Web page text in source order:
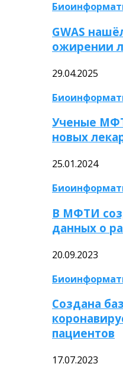
GWAS
ожирении
29.04.2025
Ученые
новых
25.01.2024
В МФТИ
данных о
20.09.2023
Создана
пациентов
17.07.2023